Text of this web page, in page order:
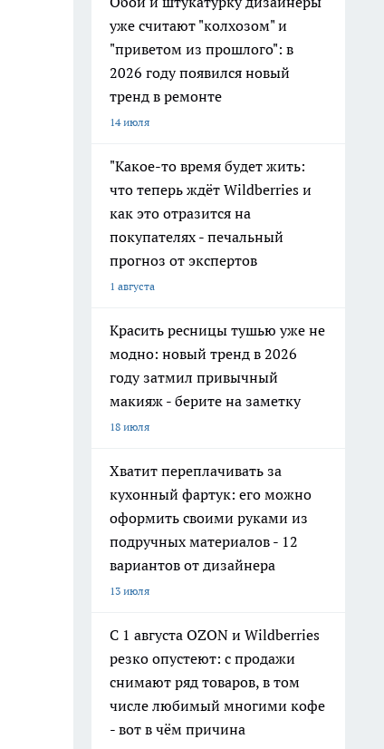
уже считают "колхозом" и
"приветом из прошлого": в
2026 году появился новый
тренд в ремонте
14 июля
"Какое-то время будет жить:
что теперь ждёт Wildberries и
как это отразится на
покупателях - печальный
прогноз от экспертов
1 августа
Красить ресницы тушью уже не
модно: новый тренд в 2026
году затмил привычный
макияж - берите на заметку
18 июля
Хватит переплачивать за
кухонный фартук: его можно
оформить своими руками из
подручных материалов - 12
вариантов от дизайнера
13 июля
С 1 августа OZON и Wildberries
резко опустеют: с продажи
снимают ряд товаров, в том
числе любимый многими кофе
- вот в чём причина